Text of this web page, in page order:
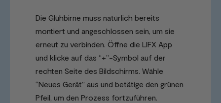
Die Glühbirne muss natürlich bereits
montiert und angeschlossen sein, um sie
erneut zu verbinden. Öffne die LIFX App
und klicke auf das “+”-Symbol auf der
rechten Seite des Bildschirms. Wähle
“Neues Gerät” aus und betätige den grünen
Pfeil, um den Prozess fortzuführen.